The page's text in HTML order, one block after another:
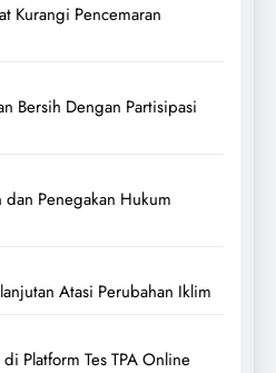
Kurangi Pencemaran
Bersih Dengan Partisipasi
dan Penegakan Hukum
Atasi Perubahan Iklim
Platform Tes TPA Online